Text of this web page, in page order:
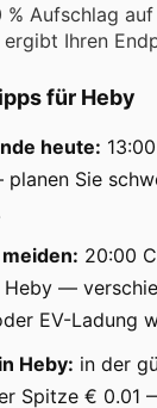
% Aufschlag
Ihren
für Heby
heute:
Sie
20:00
—
EV-Ladung
Heby: in der
Spitze € 0.01